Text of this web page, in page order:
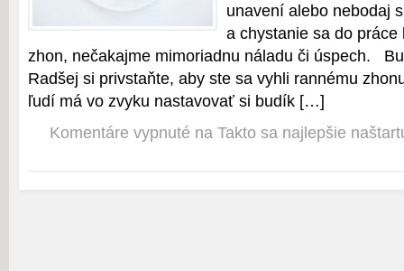
unavení alebo nebodaj
a chystanie sa do
zhon, nečakajme mimoriadnu náladu či úspech.
Radšej si privstaňte, aby ste sa vyhli rannému
ľudí má vo zvyku nastavovať si budík […]
Komentáre vypnuté na Takto sa najlepšie